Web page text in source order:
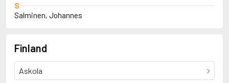
S
Salminen, Johannes
Finland
Askola